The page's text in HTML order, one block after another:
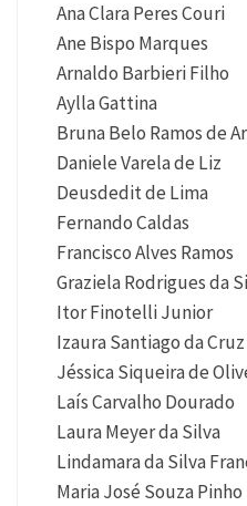
Ana Clara Peres Couri
Ane Bispo Marques
Arnaldo Barbieri Filho
Aylla Gattina
Bruna Belo Ramos de
Daniele Varela de Liz
Deusdedit de Lima
Fernando Caldas
Francisco Alves Ramos
Graziela Rodrigues da
Itor Finotelli Junior
Izaura Santiago da Cruz
Jéssica Siqueira de
Laís Carvalho Dourado
Laura Meyer da Silva
Lindamara da Silva
Maria José Souza Pinho